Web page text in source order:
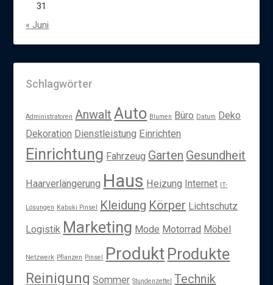
31
« Juni
Schlagwörter
Administratoren Anwalt Auto Blumen Büro Datum Deko
Dekoration Dienstleistung Einrichten
Einrichtung Fahrzeug Garten Gesundheit
Haarverlängerung Haus Heizung Internet IT-
Lösungen Kabuki Pinsel Kleidung Körper Lichtschutz
Logistik Marketing Mode Motorrad Möbel
Netzwerk Pflanzen Pinsel Produkt Produkte
Reinigung Sommer Stundenzettel Technik